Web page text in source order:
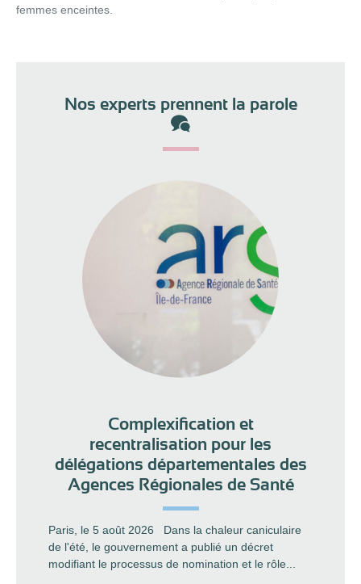
femmes enceintes.
Nos experts prennent la parole
Complexification et
recentralisation pour les
délégations départementales des
Agences Régionales de Santé
Paris, le 5 août 2026 Dans la chaleur caniculaire
de l'été, le gouvernement a publié un décret
modifiant le processus de nomination et le rôle...